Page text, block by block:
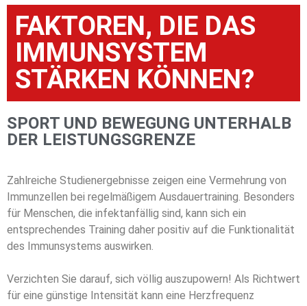
FAKTOREN, DIE DAS
IMMUNSYSTEM
STÄRKEN KÖNNEN?
SPORT UND BEWEGUNG UNTERHALB
DER LEISTUNGSGRENZE
Zahlreiche Studienergebnisse zeigen eine Vermehrung von
Immunzellen bei regelmäßigem Ausdauertraining. Besonders
für Menschen, die infektanfällig sind, kann sich ein
entsprechendes Training daher positiv auf die Funktionalität
des Immunsystems auswirken.
Verzichten Sie darauf, sich völlig auszupowern! Als Richtwert
für eine günstige Intensität kann eine Herzfrequenz